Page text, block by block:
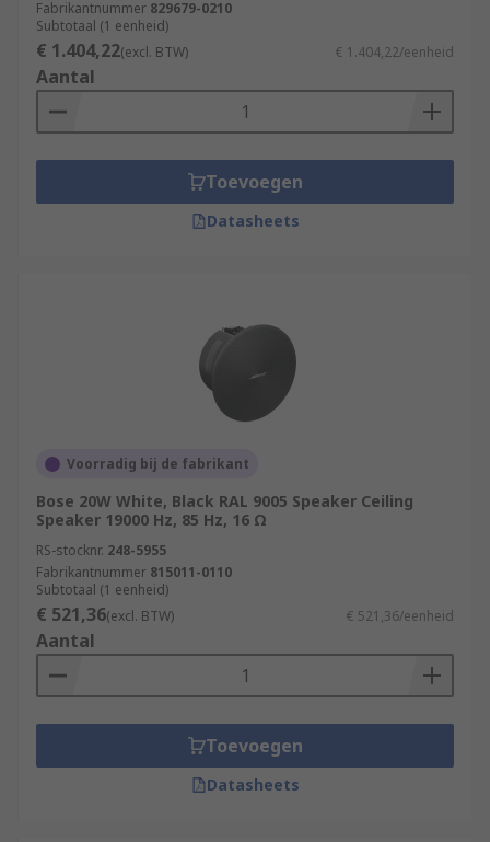
Fabrikantnummer 829679-0210
Subtotaal (1 eenheid)
€ 1.404,22(excl. BTW) € 1.404,22/eenheid
Aantal
Toevoegen
Datasheets
Voorradig bij de fabrikant
Bose 20W White, Black RAL 9005 Speaker Ceiling
Speaker 19000 Hz, 85 Hz, 16 Ω
RS-stocknr. 248-5955
Fabrikantnummer 815011-0110
Subtotaal (1 eenheid)
€ 521,36(excl. BTW) € 521,36/eenheid
Aantal
Toevoegen
Datasheets